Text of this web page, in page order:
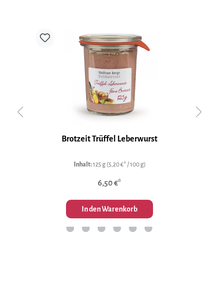
Brotzeit Trüffel Leberwurst
Inhalt:125 g (5,20 €* / 100 g)
6,50 €*
In den Warenkorb